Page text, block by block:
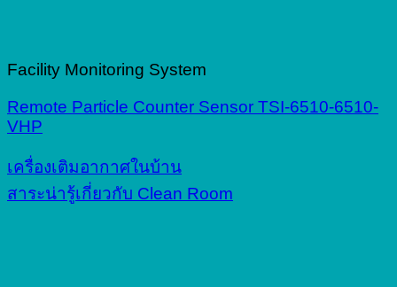
Facility Monitoring System
Remote Particle Counter Sensor TSI-6510-6510-
VHP
เครื่องเติมอากาศในบ้าน
สาระน่ารู้เกี่ยวกับ Clean Room